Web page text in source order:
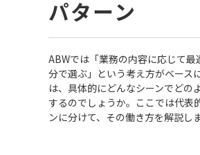
パターン
ABWでは「業務の内容に応じて最
分で選ぶ」という考え方がベース
は、具体的にどんなシーンでどの
するのでしょうか。ここでは代表
ンに分けて、その働き方を解説しま